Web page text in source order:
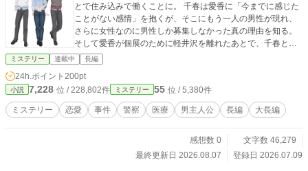
とで住み込みで働くことに。 千春は愛香に「今までに感じた
ことがない感情」を抱くが、そこにもう一人の男性が現れ、
さらに女性なのに男性しか募集しなかった真の理由を知る。
そして愛香が個展のために軽井沢を離れたあとで、千春とも
う一人の男性が留守番をしていると、遠く離れた地で、愛香
が意識不明で発見され―― ※NLが軸ですが、BL、GL描写も
あります。 半年かけて書いた大長編の第一部。 長すぎて作品
賞に応募するのが難しいため、供養も兼ねてネット上に少し
ずつ載せていきます。 当初五部作の予定で、第四部まで書い
ています。 ジャンルが一つしか選べないため、「ミステリ
ん、今後、SF・ファンタジー的要素、グロテスクな描写も入
ミステリー 連載中 長編
24h.ポイント 200pt
小説 7,228 位 / 228,802件 ミステリー 55 位 / 5,380件
ミステリー 恋愛 事件 警察 医療 男主人公 長編 大長編
感想数 0
文字数 46,279
最終更新日 2026.08.07
登録日 2026.07.09